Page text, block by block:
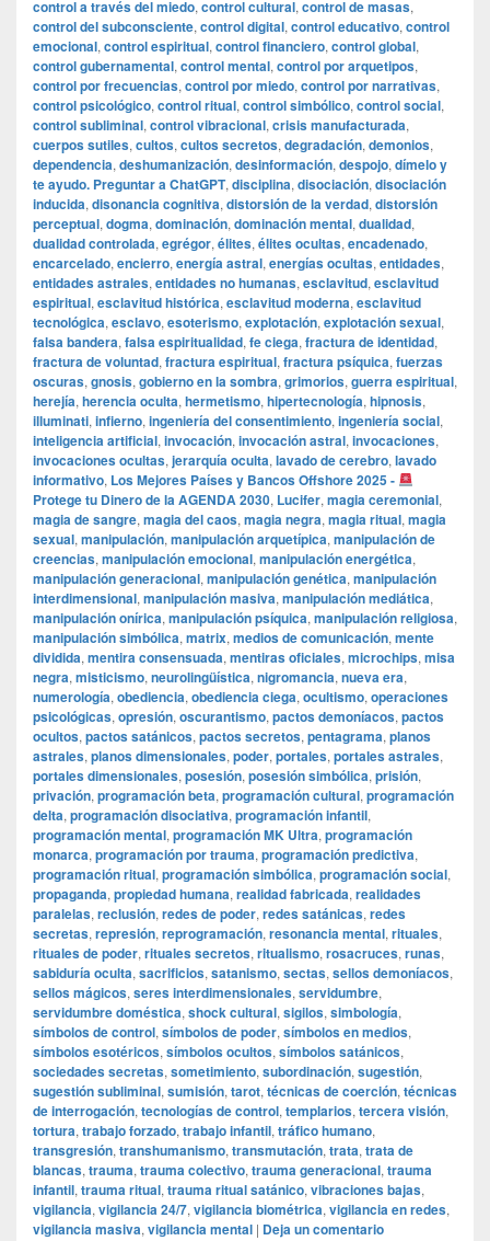
control a través del miedo, control cultural, control de masas,
control del subconsciente, control digital, control educativo, control
emocional, control espiritual, control financiero, control global,
control gubernamental, control mental, control por arquetipos,
control por frecuencias, control por miedo, control por narrativas,
control psicológico, control ritual, control simbólico, control social,
control subliminal, control vibracional, crisis manufacturada,
cuerpos sutiles, cultos, cultos secretos, degradación, demonios,
dependencia, deshumanización, desinformación, despojo, dímelo y
te ayudo. Preguntar a ChatGPT, disciplina, disociación, disociación
inducida, disonancia cognitiva, distorsión de la verdad, distorsión
perceptual, dogma, dominación, dominación mental, dualidad,
dualidad controlada, egrégor, élites, élites ocultas, encadenado,
encarcelado, encierro, energía astral, energías ocultas, entidades,
entidades astrales, entidades no humanas, esclavitud, esclavitud
espiritual, esclavitud histórica, esclavitud moderna, esclavitud
tecnológica, esclavo, esoterismo, explotación, explotación sexual,
falsa bandera, falsa espiritualidad, fe ciega, fractura de identidad,
fractura de voluntad, fractura espiritual, fractura psíquica, fuerzas
oscuras, gnosis, gobierno en la sombra, grimorios, guerra espiritual,
herejía, herencia oculta, hermetismo, hipertecnología, hipnosis,
illuminati, infierno, ingeniería del consentimiento, ingeniería social,
inteligencia artificial, invocación, invocación astral, invocaciones,
invocaciones ocultas, jerarquía oculta, lavado de cerebro, lavado
informativo, Los Mejores Países y Bancos Offshore 2025 -
Protege tu Dinero de la AGENDA 2030, Lucifer, magia ceremonial,
magia de sangre, magia del caos, magia negra, magia ritual, magia
sexual, manipulación, manipulación arquetípica, manipulación de
creencias, manipulación emocional, manipulación energética,
manipulación generacional, manipulación genética, manipulación
interdimensional, manipulación masiva, manipulación mediática,
manipulación onírica, manipulación psíquica, manipulación religiosa,
manipulación simbólica, matrix, medios de comunicación, mente
dividida, mentira consensuada, mentiras oficiales, microchips, misa
negra, misticismo, neurolingüística, nigromancia, nueva era,
numerología, obediencia, obediencia ciega, ocultismo, operaciones
psicológicas, opresión, oscurantismo, pactos demoníacos, pactos
ocultos, pactos satánicos, pactos secretos, pentagrama, planos
astrales, planos dimensionales, poder, portales, portales astrales,
portales dimensionales, posesión, posesión simbólica, prisión,
privación, programación beta, programación cultural, programación
delta, programación disociativa, programación infantil,
programación mental, programación MK Ultra, programación
monarca, programación por trauma, programación predictiva,
programación ritual, programación simbólica, programación social,
propaganda, propiedad humana, realidad fabricada, realidades
paralelas, reclusión, redes de poder, redes satánicas, redes
secretas, represión, reprogramación, resonancia mental, rituales,
rituales de poder, rituales secretos, ritualismo, rosacruces, runas,
sabiduría oculta, sacrificios, satanismo, sectas, sellos demoníacos,
sellos mágicos, seres interdimensionales, servidumbre,
servidumbre doméstica, shock cultural, sigilos, simbología,
símbolos de control, símbolos de poder, símbolos en medios,
símbolos esotéricos, símbolos ocultos, símbolos satánicos,
sociedades secretas, sometimiento, subordinación, sugestión,
sugestión subliminal, sumisión, tarot, técnicas de coerción, técnicas
de interrogación, tecnologías de control, templarios, tercera visión,
tortura, trabajo forzado, trabajo infantil, tráfico humano,
transgresión, transhumanismo, transmutación, trata, trata de
blancas, trauma, trauma colectivo, trauma generacional, trauma
infantil, trauma ritual, trauma ritual satánico, vibraciones bajas,
vigilancia, vigilancia 24/7, vigilancia biométrica, vigilancia en redes,
vigilancia masiva, vigilancia mental | Deja un comentario